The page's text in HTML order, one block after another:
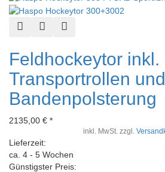
Feldhockeytor inkl.
Transportrollen
Bandenpolsterung
2135,00 € *
inkl. MwSt. zzgl.
Lieferzeit:
ca. 4 - 5 Wochen
Günstigster Preis: